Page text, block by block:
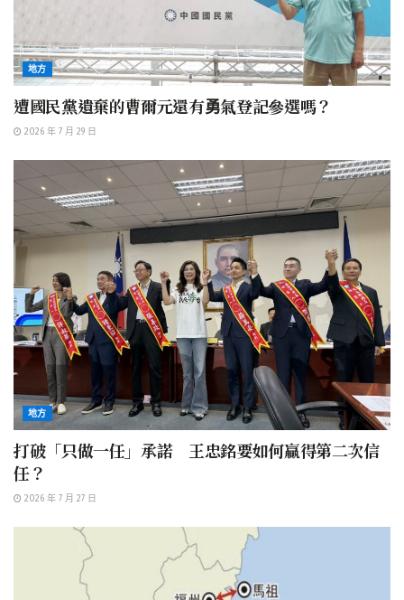
地方
遭國民黨遺棄的曹爾元還有勇氣登記參選嗎？
2026 年 7 月 29 日
地方
打破「只做一任」承諾 王忠銘要如何贏得第二次信
任？
2026 年 7 月 27 日